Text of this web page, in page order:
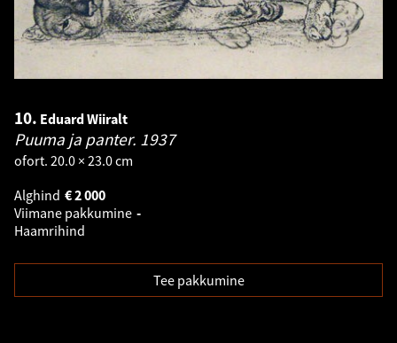
10. Eduard Wiiralt
Puuma ja panter. 1937
ofort. 20.0 × 23.0 cm
Alghind
2 000
€
Viimane pakkumine -
Haamrihind
Tee pakkumine